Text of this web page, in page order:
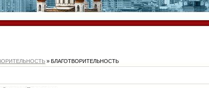
» БЛАГОТВОРИТЕЛЬНОСТЬ